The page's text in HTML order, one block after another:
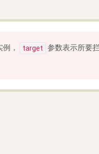
例， target 参数表示所要